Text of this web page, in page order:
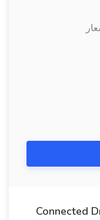
Connected